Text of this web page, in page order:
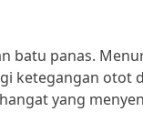
batu panas.
ketegangan otot
yang